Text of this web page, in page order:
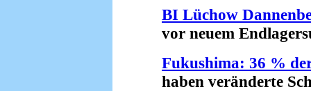
BI Lüchow
vor neuem
Fukushima: 36 %
haben veränderte